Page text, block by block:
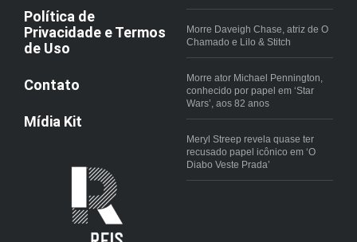
Política de
Privacidade e Termos
de Uso
Contato
Mídia Kit
Morre Daveigh Chase, atriz de O
Chamado e Lilo & Stitch
Morre ator Michael Pennington,
conhecido por papel em ‘Star
Wars’, aos 82 anos
Meryl Streep revela quase ter
recusado papel icônico em ‘O
Diabo Veste Prada’